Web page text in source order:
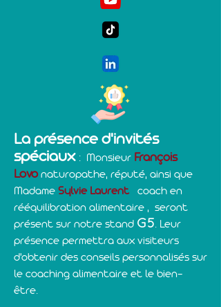
La présence d'invités
spéciaux : Monsieur François
Lovo naturopathe, réputé, ainsi que
Madame Sylvie Laurent
coach en
rééquilibration alimentaire , seront
présent sur notre stand G5. Leur
présence permettra aux visiteurs
d'obtenir des conseils personnalisés sur
le coaching alimentaire et le bien-
être.